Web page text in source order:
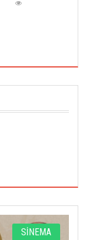
SİNEMA